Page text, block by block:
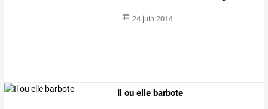
24 juin 2014
Il ou elle barbote